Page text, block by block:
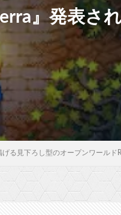
』発表さ
げる見下ろし型のオープンワール